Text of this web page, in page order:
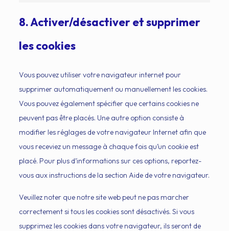
8. Activer/désactiver et supprimer
les cookies
Vous pouvez utiliser votre navigateur internet pour
supprimer automatiquement ou manuellement les cookies.
Vous pouvez également spécifier que certains cookies ne
peuvent pas être placés. Une autre option consiste à
modifier les réglages de votre navigateur Internet afin que
vous receviez un message à chaque fois qu’un cookie est
placé. Pour plus d’informations sur ces options, reportez-
vous aux instructions de la section Aide de votre navigateur.
Veuillez noter que notre site web peut ne pas marcher
correctement si tous les cookies sont désactivés. Si vous
supprimez les cookies dans votre navigateur, ils seront de